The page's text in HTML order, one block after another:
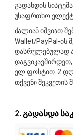
გადახდის
უსაფრთხო
ძალიან იშვიათ
Wallet/PayPal-ის
დასრულებულად
დაგვიკავშირდეთ,
ელ.ფოსტით, 2
თქვენი შეკვეთის
2. გადახდა